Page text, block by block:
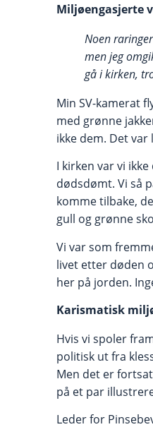
Miljøengasjerte
Noen
men jeg
gå i kirken,
Min SV-kamerat
med grønne
ikke dem. Det
I kirken var vi
dødsdømt. Vi så
komme tilbake,
gull og grønne
Vi var som
livet etter døden
her på jorden.
Karismatisk milj
Hvis vi spoler
politisk ut fra
Men det er
på et par
Leder for